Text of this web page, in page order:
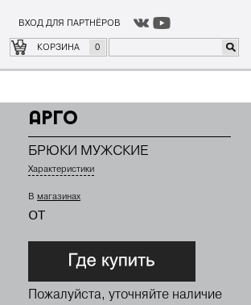
ВХОД ДЛЯ ПАРТНЁРОВ
КОРЗИНА 0
Арго
БРЮКИ МУЖСКИЕ
Характеристики
В магазинах
от
Пожалуйста, уточняйте наличие